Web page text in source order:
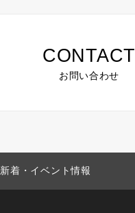
CONTACT
お問い合わせ
新着・イベント情報